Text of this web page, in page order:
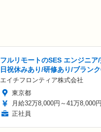
フルリモートのSES エンジニ
日祝休みあり/研修あり/ブラン
エイチフロンティア株式会社
東京都
月給32万8,000円～41万8,000円
正社員